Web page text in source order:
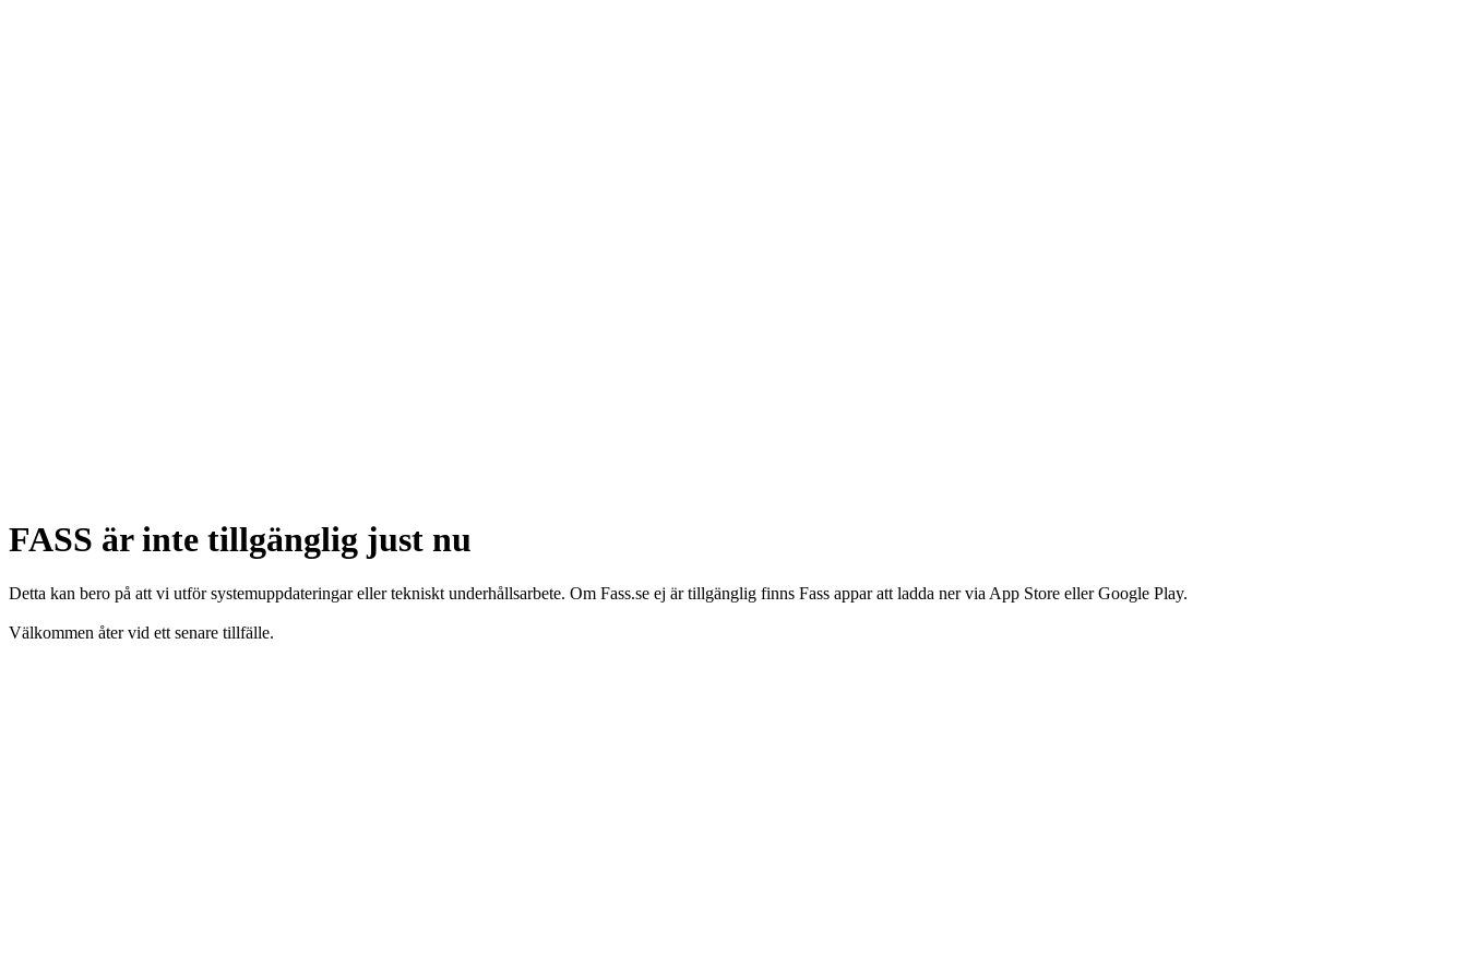
FASS är inte tillgänglig just nu
Detta kan bero på att vi utför systemuppdateringar eller tekniskt underhållsarbete. Om Fass.se ej är tillgänglig finns Fass appar att ladda ner via App Store eller Google Play.
Välkommen åter vid ett senare tillfälle.